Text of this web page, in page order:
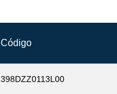
Código
398DZZ0113L00